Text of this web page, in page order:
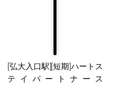
[弘大入口駅][短期]ハートス
テイパートナース